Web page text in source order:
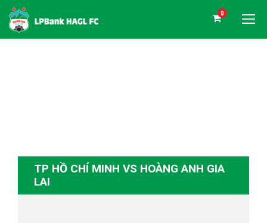
0
TP HỒ CHÍ MINH VS HOÀNG ANH GIA
LAI